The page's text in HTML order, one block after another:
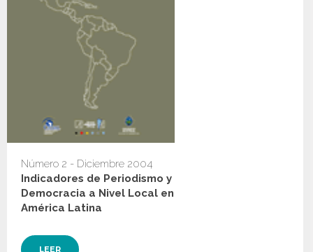
Número 2 - Diciembre 2004
Indicadores de Periodismo y
Democracia a Nivel Local en
América Latina
LEER